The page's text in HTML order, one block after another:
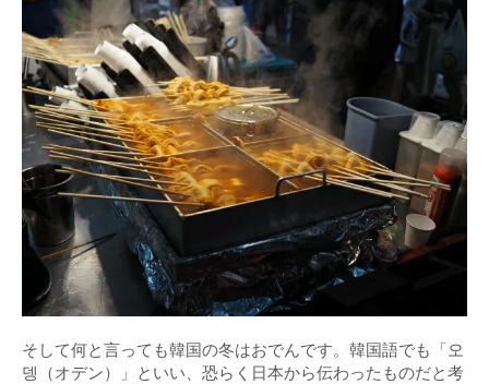
そして何と言っても韓国の冬はおでんです。韓国語でも「오
뎅（オデン）」といい、恐らく日本から伝わったものだと考